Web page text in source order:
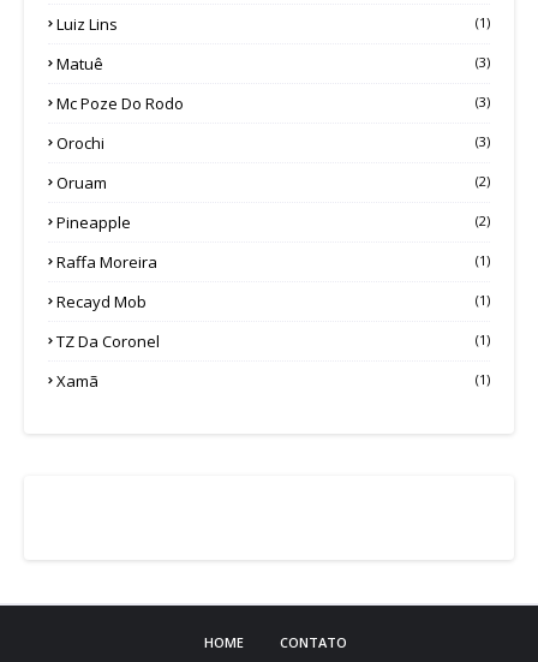
Luiz Lins (1)
Matuê (3)
Mc Poze Do Rodo (3)
Orochi (3)
Oruam (2)
Pineapple (2)
Raffa Moreira (1)
Recayd Mob (1)
TZ Da Coronel (1)
Xamã (1)
HOME CONTATO